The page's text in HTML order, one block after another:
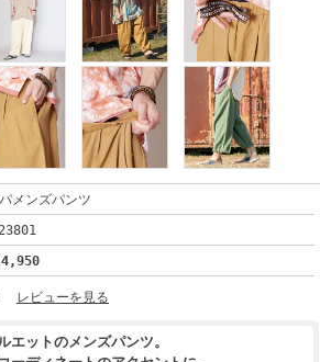
メンズパンツ
4,950
レビューを見る
エットのメンズパンツ。